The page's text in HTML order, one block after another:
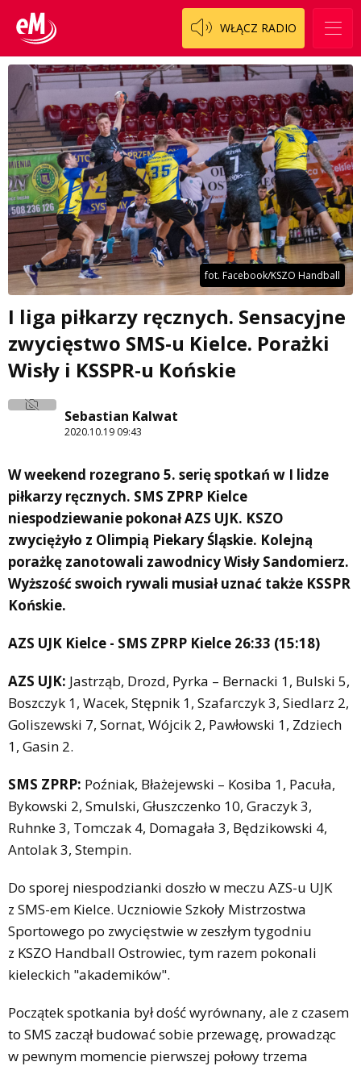
WŁĄCZ RADIO
fot. Facebook/KSZO Handball
I liga piłkarzy ręcznych. Sensacyjne
zwycięstwo SMS-u Kielce. Porażki
Wisły i KSSPR-u Końskie
Sebastian Kalwat
2020.10.19 09:43
W weekend rozegrano 5. serię spotkań w I lidze
piłkarzy ręcznych. SMS ZPRP Kielce
niespodziewanie pokonał AZS UJK. KSZO
zwyciężyło z Olimpią Piekary Śląskie. Kolejną
porażkę zanotowali zawodnicy Wisły Sandomierz.
Wyższość swoich rywali musiał uznać także KSSPR
Końskie.
AZS UJK Kielce - SMS ZPRP Kielce 26:33 (15:18)
AZS UJK: Jastrząb, Drozd, Pyrka – Bernacki 1, Bulski 5,
Boszczyk 1, Wacek, Stępnik 1, Szafarczyk 3, Siedlarz 2,
Goliszewski 7, Sornat, Wójcik 2, Pawłowski 1, Zdziech
1, Gasin 2.
SMS ZPRP: Poźniak, Błażejewski – Kosiba 1, Pacuła,
Bykowski 2, Smulski, Głuszczenko 10, Graczyk 3,
Ruhnke 3, Tomczak 4, Domagała 3, Będzikowski 4,
Antolak 3, Stempin.
Do sporej niespodzianki doszło w meczu AZS-u UJK
z SMS-em Kielce. Uczniowie Szkoły Mistrzostwa
Sportowego po zwycięstwie w zeszłym tygodniu
z KSZO Handball Ostrowiec, tym razem pokonali
kieleckich "akademików".
Początek spotkania był dość wyrównany, ale z czasem
to SMS zaczął budować sobie przewagę, prowadząc
w pewnym momencie pierwszej połowy trzema